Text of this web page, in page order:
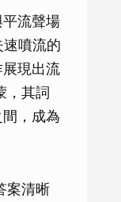
流聲場
噴流的
現出流
，其詞
，成為
案清晰